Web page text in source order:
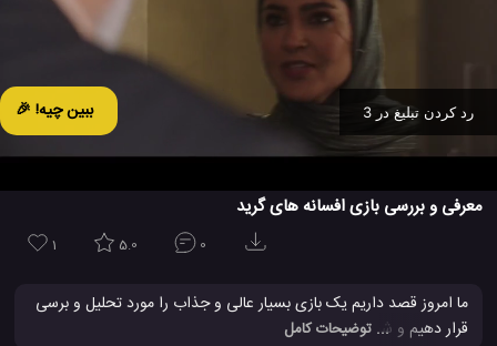
ببین چیه! 🎉 رد کردن تبلیغ در 2
معرفی و بررسی بازی افسانه های گرید
1 5.0 0
ما امروز قصد داریم یک بازی بسیار عالی و جذاب را مورد تحلیل و برسی
قرار دهیم و شما افراد را با این بازی جدید بیشتر آشنا کنیم. این بازی
... توضیحات کامل